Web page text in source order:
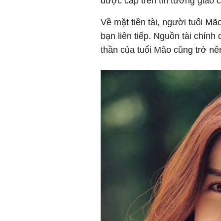
Về mặt tiền tài, người tuổi
bạn liên tiếp. Nguồn tài chính
thần của tuổi Mão cũng trở